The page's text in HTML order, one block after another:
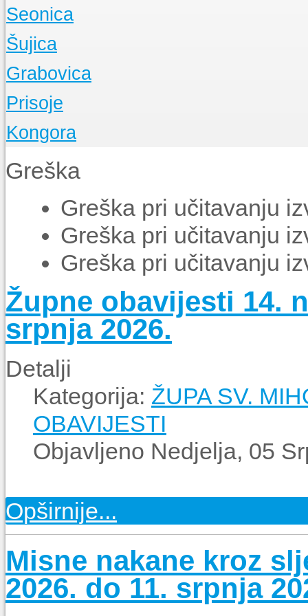
O Župi
Događanja
Seonica
O Župi
Događanja
Šujica
O Župi
Događanja
Grabovica
O Župi
Događanja
Prisoje
Događanja
Kongora
Događanja
Greška
Greška pri učitavanju
Greška pri učitavanju
Greška pri učitavanju
Župne obavijesti 14.
srpnja 2026.
Detalji
Kategorija: ŽUPA SV.
OBAVIJESTI
Objavljeno Nedjelja, 05
Opširnije...
Misne nakane kroz
2026. do 11. srpnja